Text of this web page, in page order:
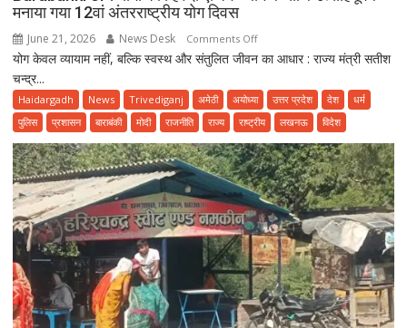
मनाया गया 12वां अंतरराष्ट्रीय योग दिवस
June 21, 2026 News Desk Comments Offon
Barabanki
योगा
फॉर
एजिंग”
थीम
के
साथ
उत्साहपूर्वक
मनाया
गया
12वां
अंतरराष्ट्रीय
योग केवल व्यायाम नहीं, बल्कि स्वस्थ और संतुलित जीवन का आधार : राज्य मंत्री सतीश
चन्द्र...
Haidargadh News Trivediganj अमेठी अयोध्या उत्तर प्रदेश देश
धर्म
पुलिस
प्रशासन बाराबंकी मोदी राजनीति राज्य राष्ट्रीय लखनऊ विदेश